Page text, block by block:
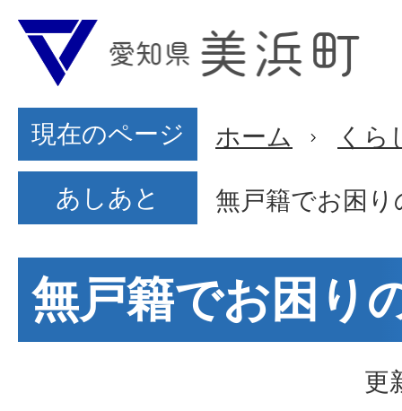
現在のページ ホーム くら
あしあと 無戸籍でお困り
無戸籍でお困り
更